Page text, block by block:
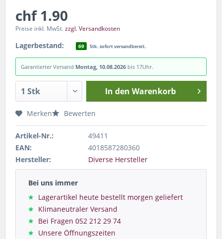
chf 1.90
Preise inkl. MwSt.zzgl. Versandkosten
Lagerbestand: 69 Stk. sofort versandbereit.
Garantierter Versand Montag, 10.08.2026 bis 17Uhr.
In den Warenkorb
Merken Bewerten
Artikel-Nr.:
49411
EAN:
4018587280360
Hersteller:
Diverse Hersteller
Bei uns immer
Lagerartikel heute bestellt morgen geliefert
Klimaneutraler Versand
Bei Fragen 052 212 29 74
Unsere Öffnungszeiten